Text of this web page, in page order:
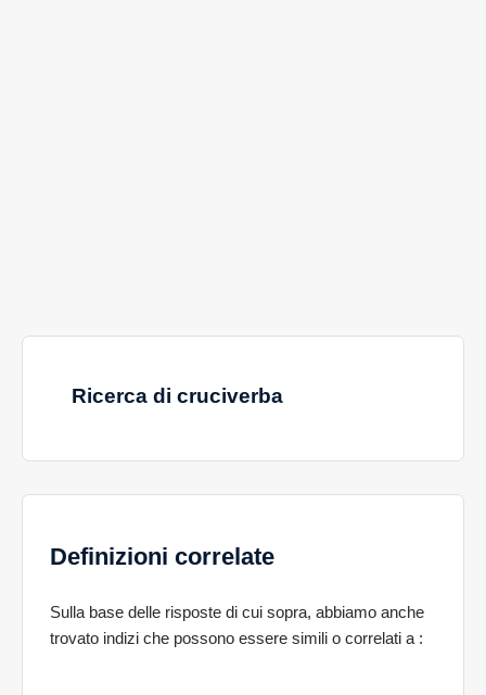
Ricerca di cruciverba
Definizioni correlate
Sulla base delle risposte di cui sopra, abbiamo anche
trovato indizi che possono essere simili o correlati a :